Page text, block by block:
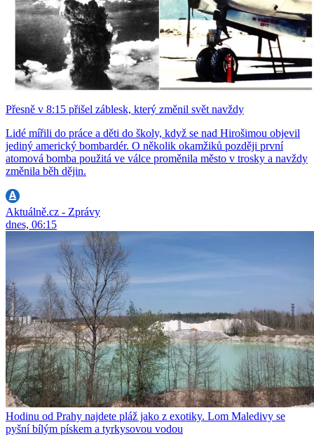
Přesně v 8:15 přišel záblesk, který změnil svět navždy
Lidé mířili do práce a děti do školy, když se nad Hirošimou objevil
jediný americký bombardér. O několik okamžiků později první
atomová bomba použitá ve válce proměnila město v trosky a navždy
změnila běh dějin.
Aktuálně.cz - Zprávy
dnes, 06:15
Hodinu od Prahy najdete pláž jako z exotiky. Lom Maledivy se
pyšní bílým pískem a tyrkysovou vodou